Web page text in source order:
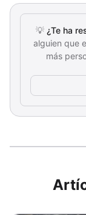
💡 ¿Te ha
alguien que
más